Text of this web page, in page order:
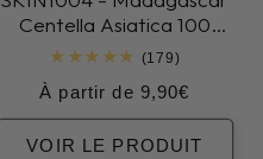
Centella Asiatica 100
Ampoule(179)179
des
Prix
habituel
À partir de 9,90€
VOIR LE PRODUIT